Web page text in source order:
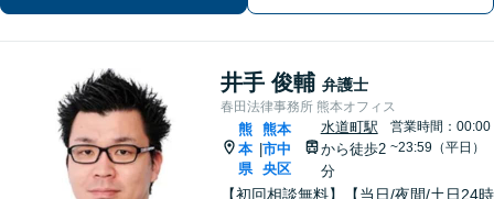
井手 俊輔 弁護士
春田法律事務所 熊本オフィス
熊
本
県
熊本
市中
央区
水道町駅
から徒歩2
分
営業時間：00:00
~23:59（平日）
【初回相談無料】【当日/夜間/土日24時